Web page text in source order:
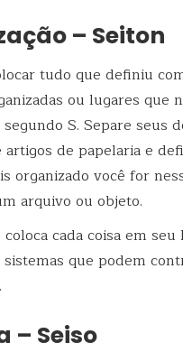
– Seiton
tudo que definiu
ou lugares que
S. Separe seus
de papelaria e
organizado você for
arquivo ou objeto.
cada coisa em
que podem
– Seiso